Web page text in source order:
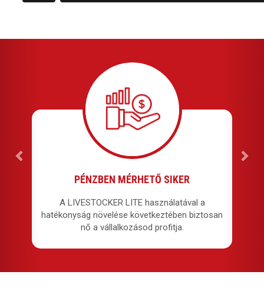
PÉNZBEN MÉRHETŐ SIKER
A LIVESTOCKER LITE használatával a
hatékonyság növelése következtében biztosan
nő a vállalkozásod profitja.